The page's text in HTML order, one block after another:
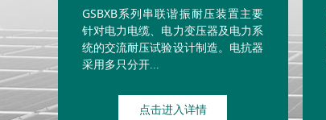
GSBXB系列串联谐振耐压装置主要
针对电力电缆、电力变压器及电力系
统的交流耐压试验设计制造。电抗器
采用多只分开...
点击进入详情